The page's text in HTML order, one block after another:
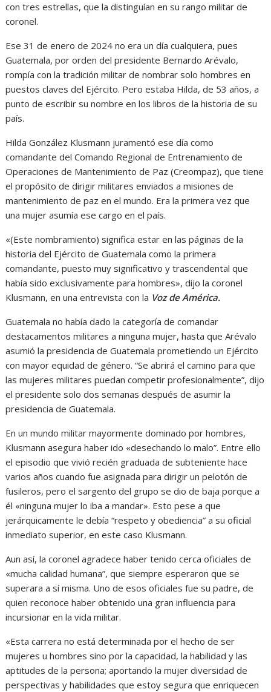
con tres estrellas, que la distinguían en su rango militar de
coronel.
Ese 31 de enero de 2024 no era un día cualquiera, pues
Guatemala, por orden del presidente Bernardo Arévalo,
rompía con la tradición militar de nombrar solo hombres en
puestos claves del Ejército. Pero estaba Hilda, de 53 años, a
punto de escribir su nombre en los libros de la historia de su
país.
Hilda González Klusmann juramentó ese día como
comandante del Comando Regional de Entrenamiento de
Operaciones de Mantenimiento de Paz (Creompaz), que tiene
el propósito de dirigir militares enviados a misiones de
mantenimiento de paz en el mundo. Era la primera vez que
una mujer asumía ese cargo en el país.
«(Este nombramiento) significa estar en las páginas de la
historia del Ejército de Guatemala como la primera
comandante, puesto muy significativo y trascendental que
había sido exclusivamente para hombres», dijo la coronel
Klusmann, en una entrevista con la Voz de América.
Guatemala no había dado la categoría de comandar
destacamentos militares a ninguna mujer, hasta que Arévalo
asumió la presidencia de Guatemala prometiendo un Ejército
con mayor equidad de género. “Se abrirá el camino para que
las mujeres militares puedan competir profesionalmente”, dijo
el presidente solo dos semanas después de asumir la
presidencia de Guatemala.
En un mundo militar mayormente dominado por hombres,
Klusmann asegura haber ido «desechando lo malo”. Entre ello
el episodio que vivió recién graduada de subteniente hace
varios años cuando fue asignada para dirigir un pelotón de
fusileros, pero el sargento del grupo se dio de baja porque a
él «ninguna mujer lo iba a mandar». Esto pese a que
jerárquicamente le debía “respeto y obediencia” a su oficial
inmediato superior, en este caso Klusmann.
Aun así, la coronel agradece haber tenido cerca oficiales de
«mucha calidad humana”, que siempre esperaron que se
superara a sí misma. Uno de esos oficiales fue su padre, de
quien reconoce haber obtenido una gran influencia para
incursionar en la vida militar.
«Esta carrera no está determinada por el hecho de ser
mujeres u hombres sino por la capacidad, la habilidad y las
aptitudes de la persona; aportando la mujer diversidad de
perspectivas y habilidades que estoy segura que enriquecen